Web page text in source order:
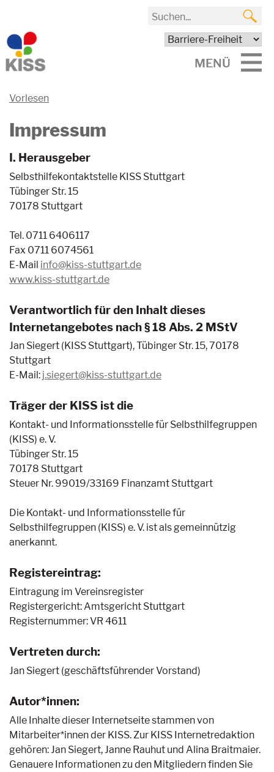
MENÜ
Vorlesen
Impressum
I. Herausgeber
Selbsthilfekontaktstelle KISS Stuttgart
Tübinger Str. 15
70178 Stuttgart
Tel. 0711 6406117
Fax 0711 6074561
E-Mail info@kiss-stuttgart.de
www.kiss-stuttgart.de
Verantwortlich für den Inhalt dieses
Internetangebotes nach § 18 Abs. 2 MStV
Jan Siegert (KISS Stuttgart), Tübinger Str. 15, 70178
Stuttgart
E-Mail: j.siegert@kiss-stuttgart.de
Träger der KISS ist die
Kontakt- und Informationsstelle für Selbsthilfegruppen
(KISS) e. V.
Tübinger Str. 15
70178 Stuttgart
Steuer Nr. 99019/33169 Finanzamt Stuttgart
Die Kontakt- und Informationsstelle für
Selbsthilfegruppen (KISS) e. V. ist als gemeinnützig
anerkannt.
Registereintrag:
Eintragung im Vereinsregister
Registergericht: Amtsgericht Stuttgart
Registernummer: VR 4611
Vertreten durch:
Jan Siegert (geschäftsführender Vorstand)
Autor*innen:
Alle Inhalte dieser Internetseite stammen von
Mitarbeiter*innen der KISS. Zur KISS Internetredaktion
gehören: Jan Siegert, Janne Rauhut und Alina Braitmaier.
Genauere Informationen zu den Mitgliedern finden Sie